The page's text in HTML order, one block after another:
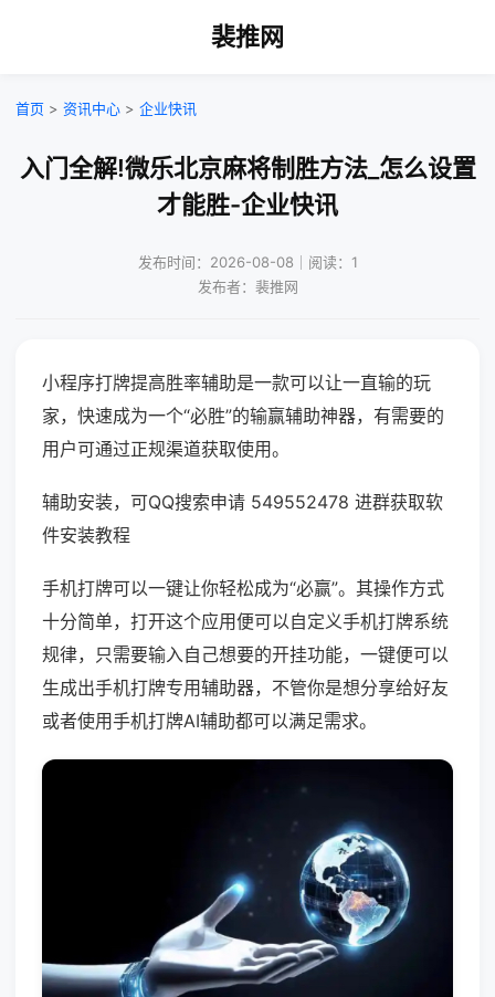
裴推网
首页 > 资讯中心 > 企业快讯
入门全解!微乐北京麻将制胜方法_怎么设置
才能胜-企业快讯
发布时间：2026-08-08｜阅读：1
发布者：裴推网
小程序打牌提高胜率辅助是一款可以让一直输的玩
家，快速成为一个“必胜”的输赢辅助神器，有需要的
用户可通过正规渠道获取使用。
辅助安装，可QQ搜索申请 549552478 进群获取软
件安装教程
手机打牌可以一键让你轻松成为“必赢”。其操作方式
十分简单，打开这个应用便可以自定义手机打牌系统
规律，只需要输入自己想要的开挂功能，一键便可以
生成出手机打牌专用辅助器，不管你是想分享给好友
或者使用手机打牌AI辅助都可以满足需求。